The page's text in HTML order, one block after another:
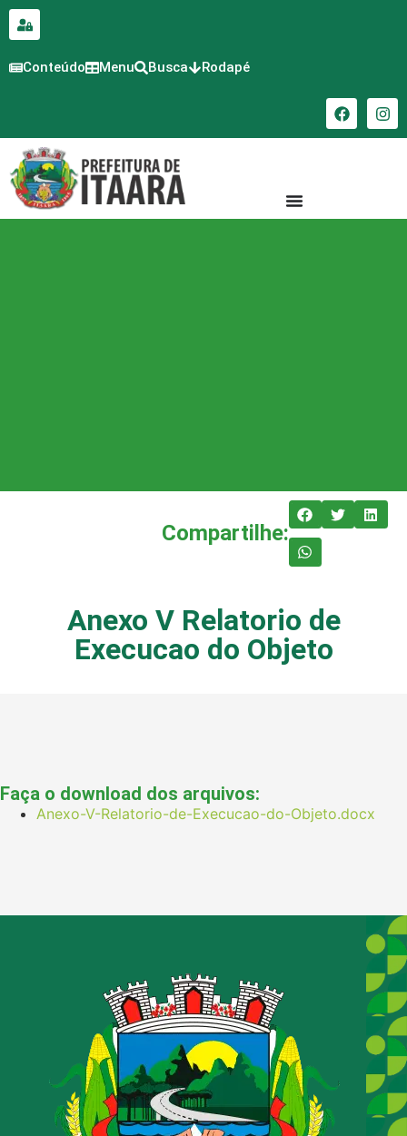
conteúdo
Conteúdo Menu Busca Rodapé
Compartilhe:
Anexo V Relatorio de
Execucao do Objeto
Faça o download dos arquivos:
Anexo-V-Relatorio-de-Execucao-do-Objeto.docx